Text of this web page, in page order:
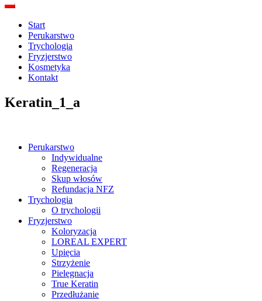
Start
Perukarstwo
Trychologia
Fryzjerstwo
Kosmetyka
Kontakt
Keratin_1_a
Perukarstwo
Indywidualne
Regeneracja
Skup włosów
Refundacja NFZ
Trychologia
O trychologii
Fryzjerstwo
Koloryzacja
LOREAL EXPERT
Upięcia
Strzyżenie
Pielęgnacja
True Keratin
Przedłużanie